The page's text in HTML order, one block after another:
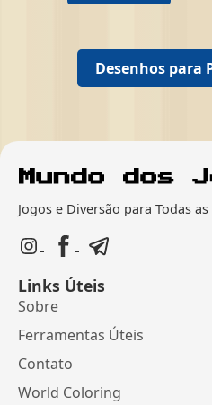
Desenhos para
Jogos e Diversão para Todas
Links Úteis
Sobre
Ferramentas Úteis
Contato
World Coloring